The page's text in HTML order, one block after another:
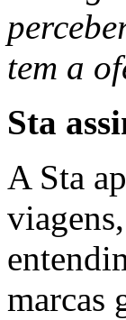
tem a
Sta
A Sta
marcas